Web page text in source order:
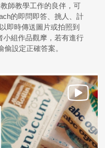
師教學工作的良伴，可
的即問即答、挑人、計
即時傳送圖片或拍照到
小組作品觀摩，若有進行
設定正確答案。